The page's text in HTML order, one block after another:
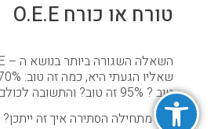
פתח סרגל נגישות
טורח או כורח O.E.E
טוב ? 95% זה טוב? והתשובה לכולם זהה: הכל טוב.
ופה מתחילה הסתירה איך זה